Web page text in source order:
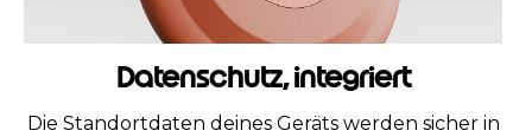
Datenschutz, integriert
Die Standortdaten deines Geräts werden sicher in